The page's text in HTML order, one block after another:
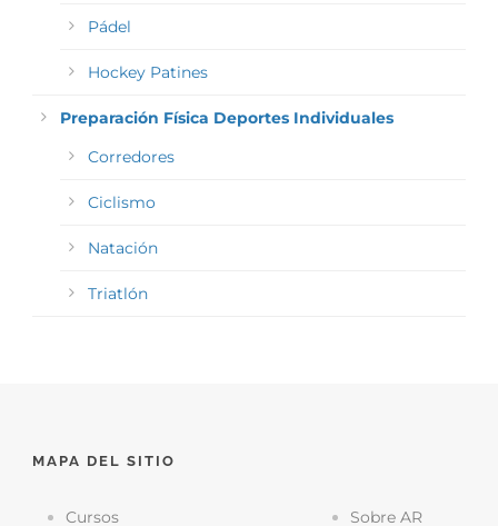
Pádel
Hockey Patines
Preparación Física Deportes Individuales
Corredores
Ciclismo
Natación
Triatlón
MAPA DEL SITIO
Cursos
Sobre AR